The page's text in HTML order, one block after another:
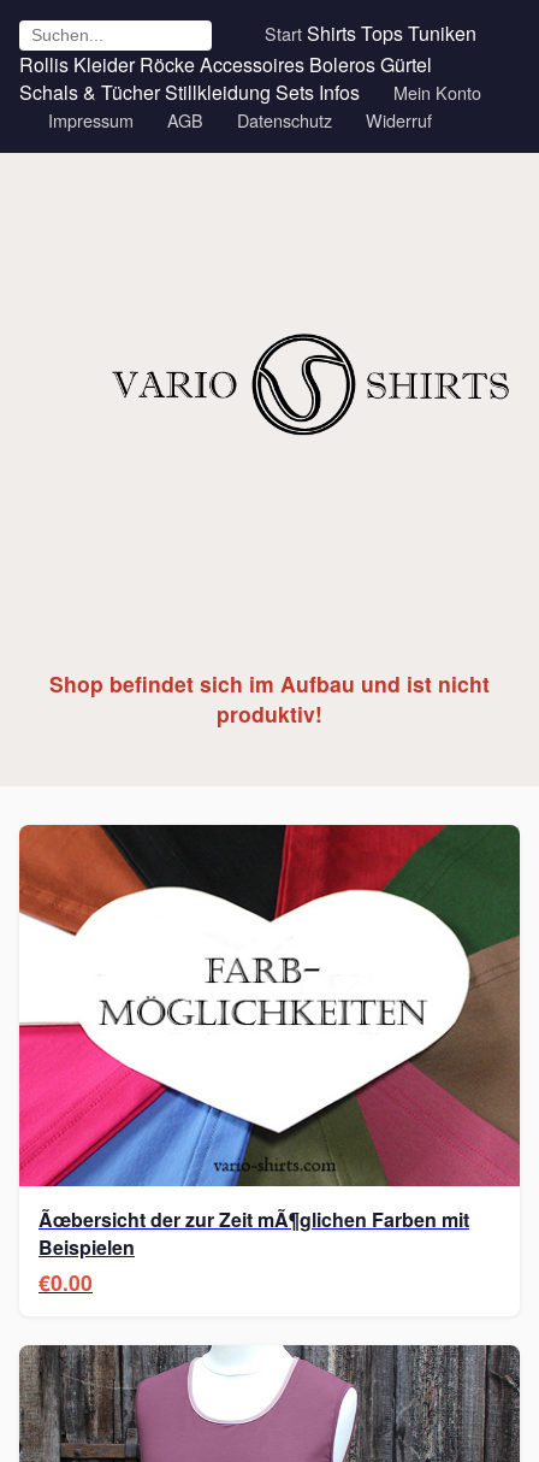
StartShirtsTopsTuniken
Rollis Kleider RöckeAccessoires BolerosGürtel
Schals & TücherStillkleidung Sets Infos
Mein Konto
Impressum
AGB Datenschutz Widerruf
Shop befindet sich im Aufbau und ist nicht
produktiv!
Ãœbersicht der zur Zeit mÃ¶glichen Farben mit
Beispielen
€0.00